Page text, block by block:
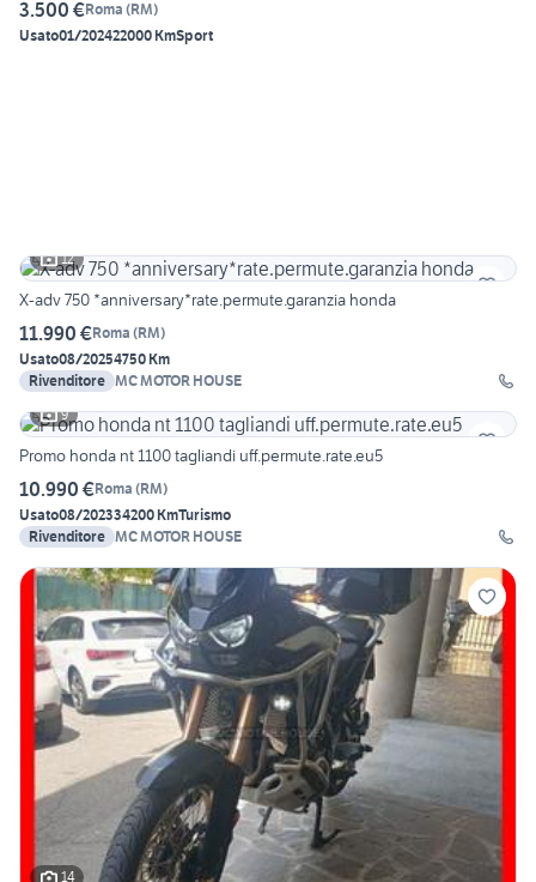
3.500 €Roma (RM)
Usato01/202422000 KmSport
12
X-adv 750 *anniversary*rate.permute.garanzia honda
11.990 €Roma (RM)
Usato08/20254750 Km
Rivenditore MC MOTOR HOUSE
9
Promo honda nt 1100 tagliandi uff.permute.rate.eu5
10.990 €Roma (RM)
Usato08/202334200 KmTurismo
Rivenditore MC MOTOR HOUSE
14